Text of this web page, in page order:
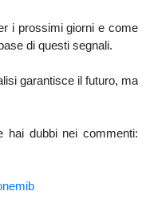
i prossimi giorni e come
di questi segnali.
garantisce il futuro, ma
dubbi nei commenti: